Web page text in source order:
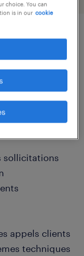
SAV (F/H)
sollicitations
appels clients
techniques
choice. You can
is in our cookie